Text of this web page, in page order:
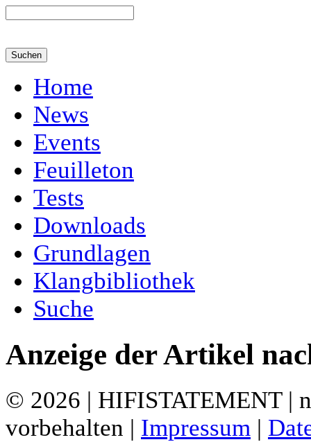
Home
News
Events
Feuilleton
Tests
Downloads
Grundlagen
Klangbibliothek
Suche
Anzeige der Artikel
© 2026 | HIFISTATEMENT |
vorbehalten | Impressum |